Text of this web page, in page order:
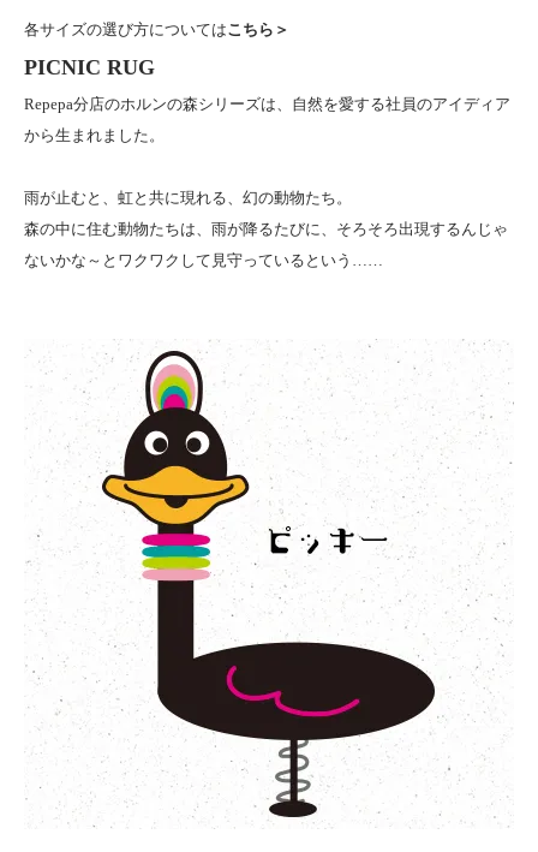
各サイズの選び方についてはこちら＞
PICNIC RUG
Repepa分店のホルンの森シリーズは、自然を愛する社員のアイディア
から生まれました。
雨が止むと、虹と共に現れる、幻の動物たち。
森の中に住む動物たちは、雨が降るたびに、そろそろ出現するんじゃ
ないかな～とワクワクして見守っているという……